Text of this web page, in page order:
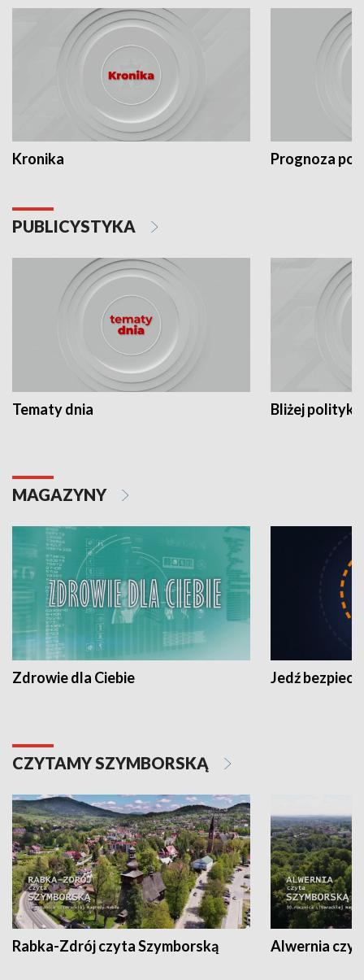
Kronika Prognoza
PUBLICYSTYKA
Tematy dnia Bliżej polityki
MAGAZYNY
Zdrowie dla Ciebie Jedź
CZYTAMY SZYMBORSKĄ
Rabka-Zdrój czyta Szymborską Alwernia